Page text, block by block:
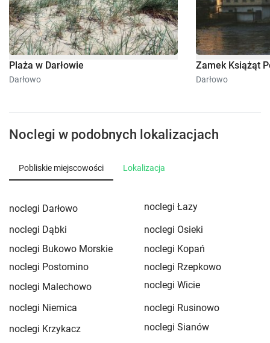
Plaża w Darłowie
Darłowo
Zamek Książąt
Darłowo
Noclegi w podobnych lokalizacjach
Pobliskie miejscowości Lokalizacja
noclegi Darłowo
noclegi Łazy
noclegi Dąbki
noclegi Osieki
noclegi Bukowo Morskie
noclegi Kopań
noclegi Postomino
noclegi Rzepkowo
noclegi Malechowo
noclegi Wicie
noclegi Niemica
noclegi Rusinowo
noclegi Krzykacz
noclegi Sianów